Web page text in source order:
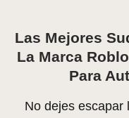
Las Mejores
La Marca
Para
No dejes